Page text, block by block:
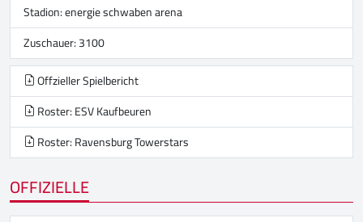
Stadion:energie schwaben arena
Zuschauer: 3100
Offzieller Spielbericht
Roster: ESV Kaufbeuren
Roster: Ravensburg Towerstars
OFFIZIELLE